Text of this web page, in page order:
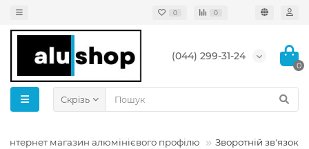
0 0
(044) 299-31-24
0
Скрізь
Інтернет магазин алюмінієвого профілю Зворотній зв'язок